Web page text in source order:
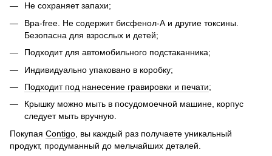
Не сохраняет запахи;
Bpa-free. Не содержит бисфенол-А и другие токсины.
Безопасна для взрослых и детей;
Подходит для автомобильного подстаканника;
Индивидуально упаковано в коробку;
Подходит под нанесение гравировки и печати;
Крышку можно мыть в посудомоечной машине, корпус
следует мыть вручную.
Покупая Contigo , вы каждый раз получаете уникальный
продукт, продуманный до мельчайших деталей.